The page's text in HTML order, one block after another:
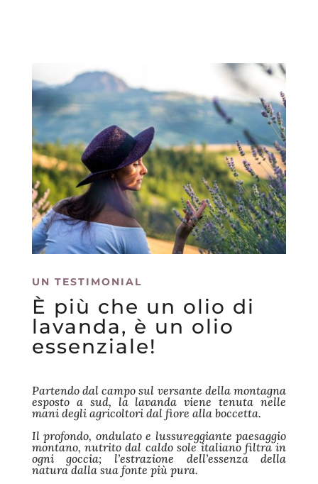
UN TESTIMONIAL
È più che un olio di
lavanda, è un olio
essenziale!
Partendo dal campo sul versante della montagna
esposto a sud, la lavanda viene tenuta nelle
mani degli agricoltori dal fiore alla boccetta.
Il profondo, ondulato e lussureggiante paesaggio
montano, nutrito dal caldo sole italiano filtra in
ogni goccia; l’estrazione dell’essenza della
natura dalla sua fonte più pura.